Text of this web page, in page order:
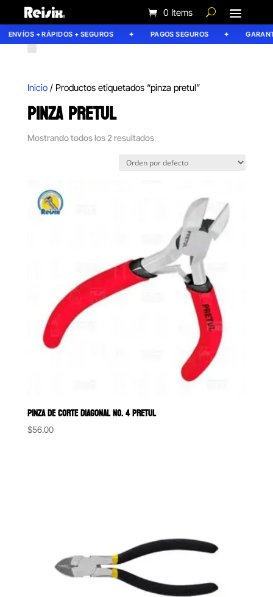
0 Items
ENVÍOS + RÁPIDOS + SEGUROS PAGOS SEGUROS
Inicio/ Productos etiquetados “pinza pretul”
PINZA PRETUL
Mostrando todos los 2 resultados
PINZA DE CORTE DIAGONAL NO. 4 PRETUL
$56.00